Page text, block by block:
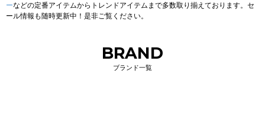
ーなどの定番アイテムからトレンドアイテムまで多数取り揃えております。セ
ール情報も随時更新中！是非ご覧ください。
BRAND
ブランド一覧